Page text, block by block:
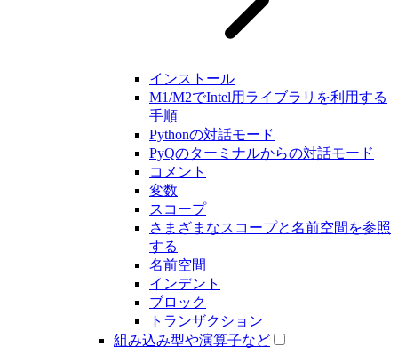
インストール
M1/M2でIntel用ライブラリを利用する
手順
Pythonの対話モード
PyQのターミナルからの対話モード
コメント
変数
スコープ
さまざまなスコープと名前空間を参照
する
名前空間
インデント
ブロック
トランザクション
組み込み型や演算子など